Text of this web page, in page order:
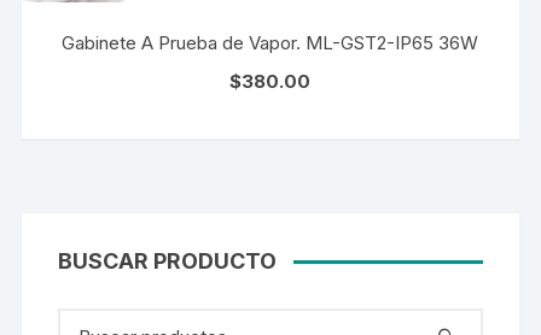
Gabinete A Prueba de Vapor. ML-GST2-IP65 36W
$380.00
BUSCAR PRODUCTO